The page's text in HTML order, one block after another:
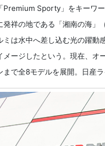
Sporty」をキーワ
発祥の地である「湘南の海」
ミは水中へ差し込む光の躍
メージしたという。現在、オ
まで全8モデルを展開。日産